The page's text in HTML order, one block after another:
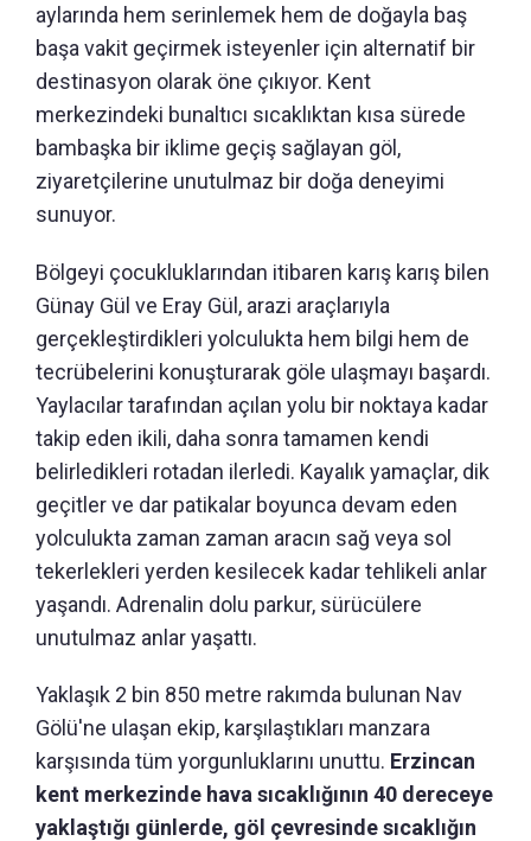
aylarında hem serinlemek hem de doğayla baş
başa vakit geçirmek isteyenler için alternatif bir
destinasyon olarak öne çıkıyor. Kent
merkezindeki bunaltıcı sıcaklıktan kısa sürede
bambaşka bir iklime geçiş sağlayan göl,
ziyaretçilerine unutulmaz bir doğa deneyimi
sunuyor.
Bölgeyi çocukluklarından itibaren karış karış bilen
Günay Gül ve Eray Gül, arazi araçlarıyla
gerçekleştirdikleri yolculukta hem bilgi hem de
tecrübelerini konuşturarak göle ulaşmayı başardı.
Yaylacılar tarafından açılan yolu bir noktaya kadar
takip eden ikili, daha sonra tamamen kendi
belirledikleri rotadan ilerledi. Kayalık yamaçlar, dik
geçitler ve dar patikalar boyunca devam eden
yolculukta zaman zaman aracın sağ veya sol
tekerlekleri yerden kesilecek kadar tehlikeli anlar
yaşandı. Adrenalin dolu parkur, sürücülere
unutulmaz anlar yaşattı.
Yaklaşık 2 bin 850 metre rakımda bulunan Nav
Gölü'ne ulaşan ekip, karşılaştıkları manzara
karşısında tüm yorgunluklarını unuttu. Erzincan
kent merkezinde hava sıcaklığının 40 dereceye
yaklaştığı günlerde, göl çevresinde sıcaklığın